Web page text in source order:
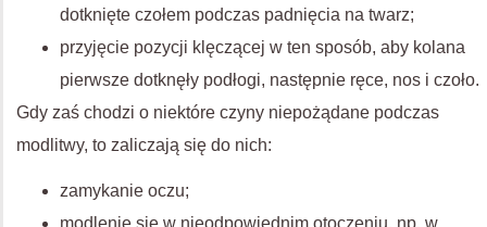
dotknięte czołem podczas padnięcia na twarz;
przyjęcie pozycji klęczącej w ten sposób, aby kolana
pierwsze dotknęły podłogi, następnie ręce, nos i czoło.
Gdy zaś chodzi o niektóre czyny niepożądane podczas
modlitwy, to zaliczają się do nich:
zamykanie oczu;
modlenie się w nieodpowiednim otoczeniu, np. w